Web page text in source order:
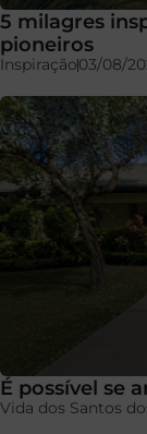
5 milagres
pioneiros
Inspiração03/08/
É possível se
Vida dos Santos